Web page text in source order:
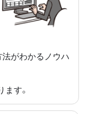
がわかるノウハ
す。